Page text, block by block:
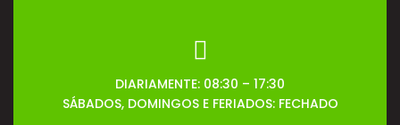
DIARIAMENTE: 08:30 – 17:30
SÁBADOS, DOMINGOS E FERIADOS: FECHADO